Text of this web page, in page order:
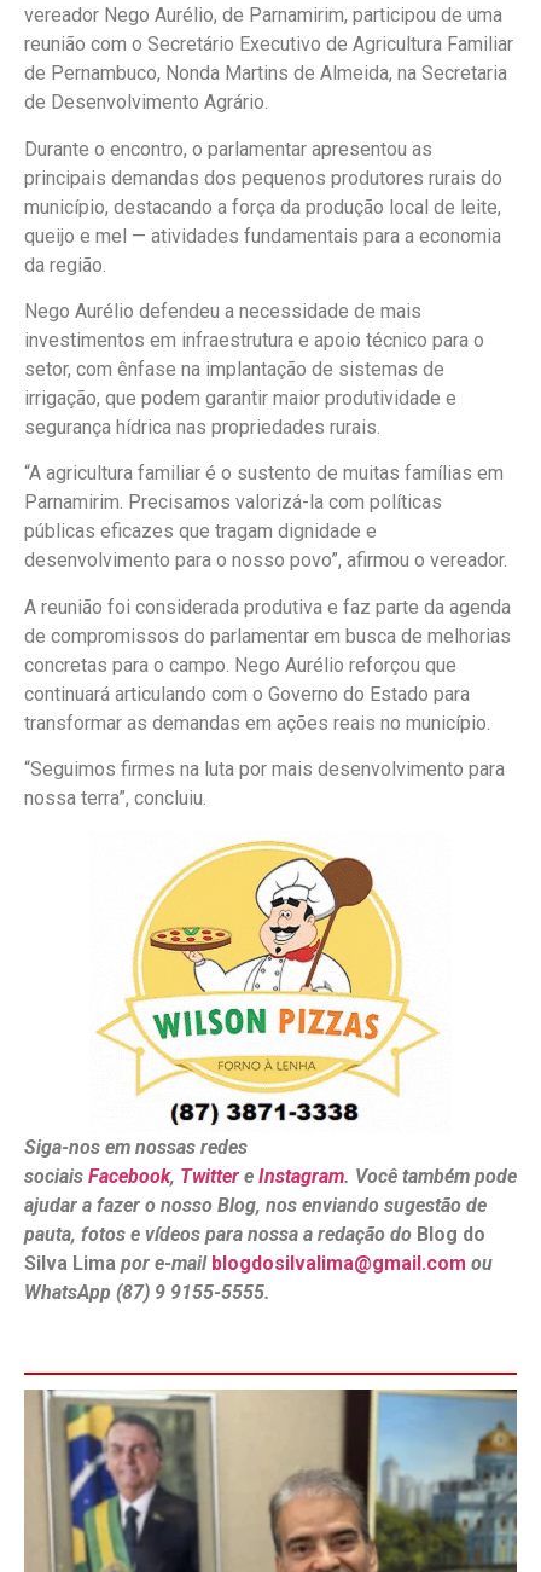
vereador Nego Aurélio, de Parnamirim, participou de uma
reunião com o Secretário Executivo de Agricultura Familiar
de Pernambuco, Nonda Martins de Almeida, na Secretaria
de Desenvolvimento Agrário.
Durante o encontro, o parlamentar apresentou as
principais demandas dos pequenos produtores rurais do
município, destacando a força da produção local de leite,
queijo e mel — atividades fundamentais para a economia
da região.
Nego Aurélio defendeu a necessidade de mais
investimentos em infraestrutura e apoio técnico para o
setor, com ênfase na implantação de sistemas de
irrigação, que podem garantir maior produtividade e
segurança hídrica nas propriedades rurais.
“A agricultura familiar é o sustento de muitas famílias em
Parnamirim. Precisamos valorizá-la com políticas
públicas eficazes que tragam dignidade e
desenvolvimento para o nosso povo”, afirmou o vereador.
A reunião foi considerada produtiva e faz parte da agenda
de compromissos do parlamentar em busca de melhorias
concretas para o campo. Nego Aurélio reforçou que
continuará articulando com o Governo do Estado para
transformar as demandas em ações reais no município.
“Seguimos firmes na luta por mais desenvolvimento para
nossa terra”, concluiu.
Siga-nos em nossas redes
sociais Facebook, Twitter e Instagram. Você também pode
ajudar a fazer o nosso Blog, nos enviando sugestão de
pauta, fotos e vídeos para nossa a redação do Blog do
Silva Lima por e-mail blogdosilvalima@gmail.com ou
WhatsApp (87) 9 9155-5555.